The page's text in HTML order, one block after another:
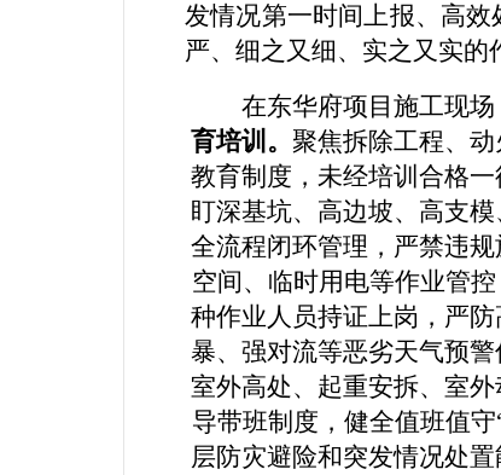
发情况第一时间上报、高
严、细之又细、实之又实
在东华府项目施工现场
育培训。 聚焦拆除工程、
教育制度，未经培训合格一
盯深基坑、高边坡、高支
全流程闭环管理 ，严禁违
空间、临时用电等作业管控
种作业人员持证上岗，严
暴、强对流等恶劣天气预
室外高处、起重安拆、室外
导带班制度，健全值班值守
层防灾避险和突发情况处置